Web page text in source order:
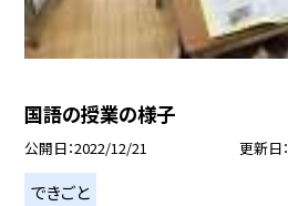
国語の授業の様子
公開日 2022/12/21 更新日
できごと